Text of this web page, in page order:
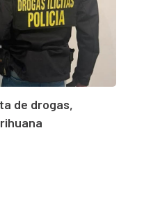
de drogas,